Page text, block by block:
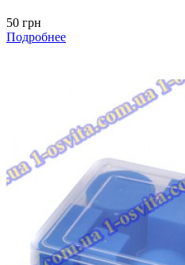
50 грн
Подробнее